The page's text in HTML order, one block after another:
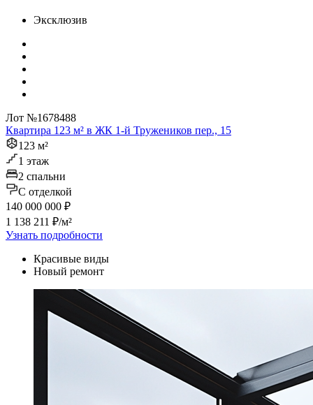
Эксклюзив
Лот №1678488
Квартира 123 м² в ЖК 1-й Тружеников пер., 15
123 м²
1 этаж
2 спальни
C отделкой
140 000 000 ₽
1 138 211 ₽/м²
Узнать подробности
Красивые виды
Новый ремонт